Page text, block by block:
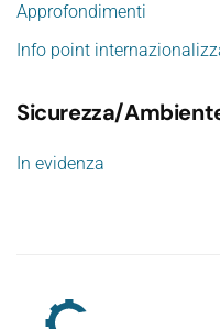
Approfondimenti
Info point
Sicurezza/
In evidenza